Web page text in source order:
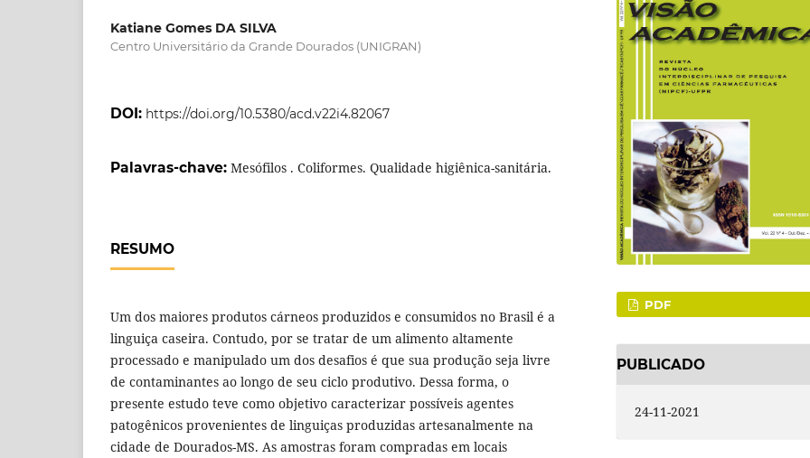
Katiane Gomes DA SILVA
Centro Universitário da Grande Dourados (UNIGRAN)
DOI: https://doi.org/10.5380/acd.v22i4.82067
Palavras-chave: Mesófilos . Coliformes. Qualidade higiênica-sanitária.
RESUMO
Um dos maiores produtos cárneos produzidos e consumidos no Brasil é a
linguiça caseira. Contudo, por se tratar de um alimento altamente
processado e manipulado um dos desafios é que sua produção seja livre
de contaminantes ao longo de seu ciclo produtivo. Dessa forma, o
presente estudo teve como objetivo caracterizar possíveis agentes
patogênicos provenientes de linguiças produzidas artesanalmente na
cidade de Dourados-MS. As amostras foram compradas em locais
PDF
PUBLICADO
24-11-2021